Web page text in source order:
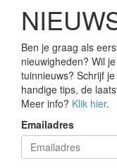
Ben je graag als
nieuwigheden? Wil
tuinnieuws? Schrijf
handige tips, de
Meer info? Klik hier.
Emailadres